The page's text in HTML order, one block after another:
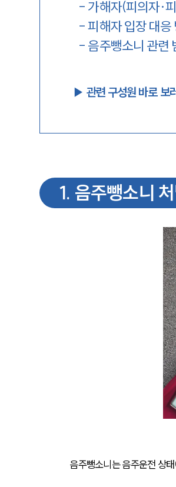
- 가해자(피의자·
-피해자 입장 대응
- 음주뺑소니 관련
▶︎ 관련 구성원 바로 보
1. 음주뺑소니
음주뺑소니는 음주운전 상